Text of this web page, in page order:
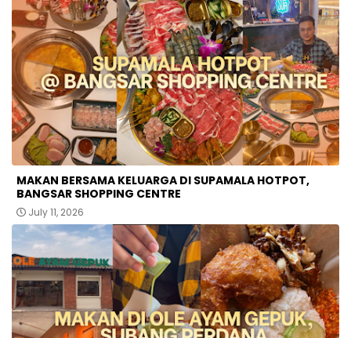
MAKAN BERSAMA KELUARGA DI SUPAMALA HOTPOT,
BANGSAR SHOPPING CENTRE
July 11, 2026